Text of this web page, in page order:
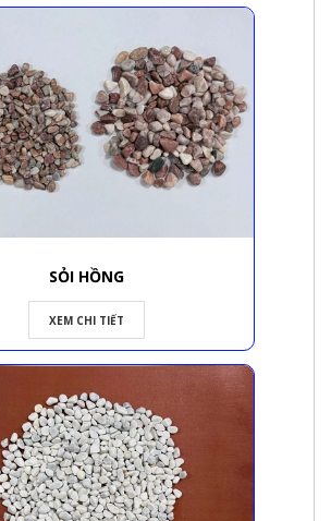
SỎI HỒNG
XEM CHI TIẾT